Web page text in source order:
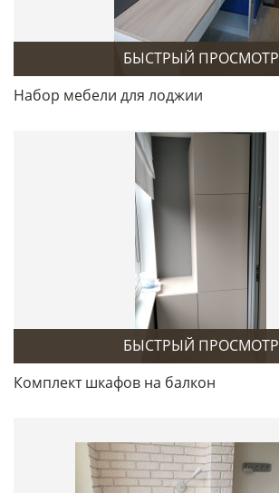
БЫСТРЫЙ ПРОСМОТР
Набор мебели для лоджии
БЫСТРЫЙ ПРОСМОТР
Комплект шкафов на балкон